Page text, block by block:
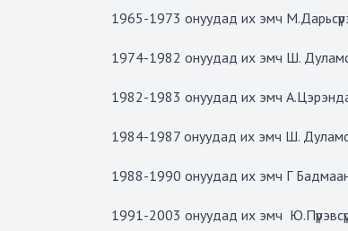
1965-1973 онуудад их эмч
1974-1982 онуудад их эмч Ш.
1982-1983 онуудад их эмч
1984-1987 онуудад их эмч Ш.
1988-1990 онуудад их эмч Г
1991-2003 онуудад их эмч